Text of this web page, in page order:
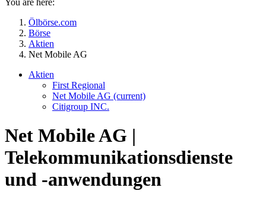
You are here:
Ölbörse.com
Börse
Aktien
Net Mobile AG
Aktien
First Regional
Net Mobile AG (current)
Citigroup INC.
Net Mobile AG |
Telekommunikationsdienste
und -anwendungen